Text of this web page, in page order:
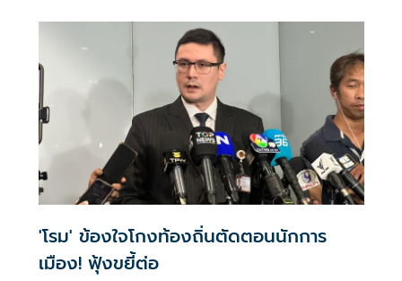
ตำแหน่งได้แล้ว
'โรม' ข้องใจโกงท้องถิ่นตัดตอนนักการ
เมือง! ฟุ้งขยี้ต่อ